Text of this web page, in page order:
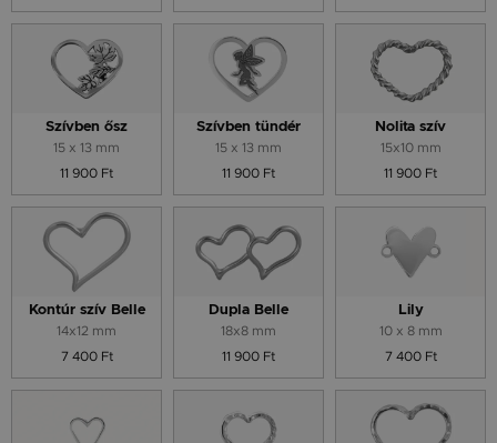
Szívben ősz
15 x 13 mm
11 900 Ft
Szívben tündér
15 x 13 mm
11 900 Ft
Nolita szív
15x10 mm
11 900 Ft
Kontúr szív Belle
14x12 mm
7 400 Ft
Dupla Belle
18x8 mm
11 900 Ft
Lily
10 x 8 mm
7 400 Ft